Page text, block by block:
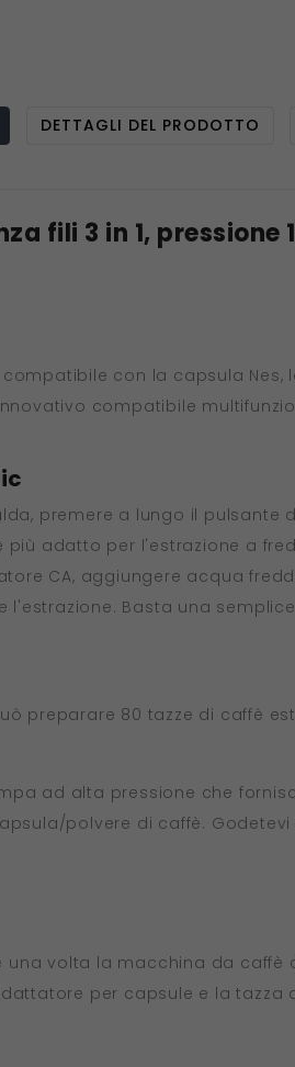
DETTAGLI DEL PRODOTTO
fili 3 in 1,
con la capsula
compatibile
premere a lungo il
adatto per l'estrazione a
CA, aggiungere acqua
Basta una
preparare 80 tazze di caffè
ad alta pressione che
polvere di caffè.
volta la macchina da caffè
per capsule e la tazza